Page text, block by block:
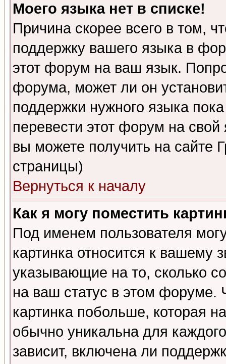
Моего языка нет в списке!
Причина скорее всего в том,
поддержку вашего языка в
этот форум на ваш язык.
форума, может ли он
поддержки нужного языка
перевести этот форум на
вы можете получить на сайте
страницы)
Вернуться к началу
Как я могу поместить
Под именем пользователя
картинка относится к вашему
указывающие на то, сколько
на ваш статус в этом форуме.
картинка побольше, которая
обычно уникальна для
зависит, включена ли